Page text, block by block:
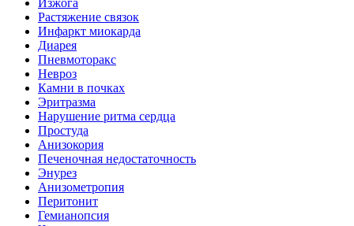
Изжога
Растяжение связок
Инфаркт миокарда
Диарея
Пневмоторакс
Невроз
Камни в почках
Эритразма
Нарушение ритма сердца
Простуда
Анизокория
Печеночная недостаточность
Энурез
Анизометропия
Перитонит
Гемианопсия